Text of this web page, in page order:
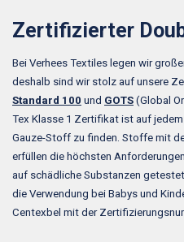
Zertifizierter
Bei Verhees Textiles legen wir
deshalb sind wir stolz auf unsere
Standard 100 und GOTS (Global
Tex Klasse 1 Zertifikat ist auf
Gauze-Stoff zu finden. Stoffe mit
erfüllen die höchsten
auf schädliche Substanzen
die Verwendung bei Babys und
Centexbel mit der